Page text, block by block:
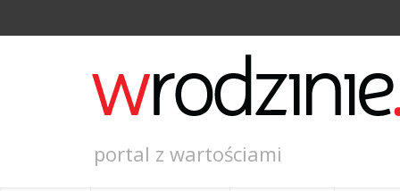
portal z wartościami